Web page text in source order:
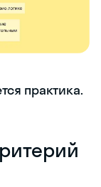
практика.